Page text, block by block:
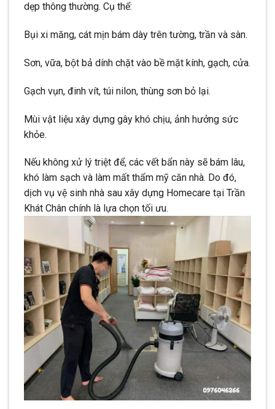
dẹp thông thường. Cụ thể:
Bụi xi măng, cát mịn bám dày trên tường, trần và sàn.
Sơn, vữa, bột bả dính chặt vào bề mặt kính, gạch, cửa.
Gạch vụn, đinh vít, túi nilon, thùng sơn bỏ lại.
Mùi vật liệu xây dựng gây khó chịu, ảnh hưởng sức
khỏe.
Nếu không xử lý triệt để, các vết bẩn này sẽ bám lâu,
khó làm sạch và làm mất thẩm mỹ căn nhà. Do đó,
dịch vụ vệ sinh nhà sau xây dựng Homecare tại Trần
Khát Chân chính là lựa chọn tối ưu.